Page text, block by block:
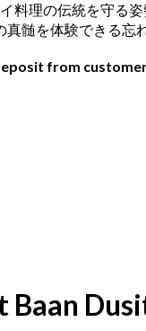
料理の伝統を守る
真髄を体験できる忘
from
Baan